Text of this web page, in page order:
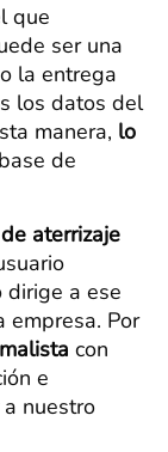
que
ser una
la entrega
los datos del
manera, lo
de
aterrizaje
dirige a ese
empresa. Por
con
e
nuestro